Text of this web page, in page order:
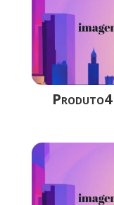
Produto4